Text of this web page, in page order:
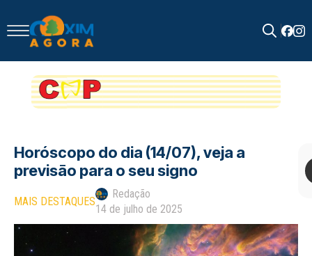
for:
Horóscopo do dia (14/07), veja a
previsāo para o seu signo
MAIS DESTAQUES
Redação
14 de julho de 2025